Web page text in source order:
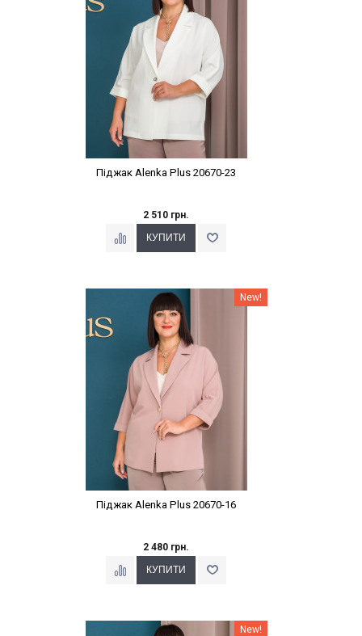
Піджак Alenka Plus 20670-23
2 510 грн.
Наклейки Варіант з % New!
Піджак Alenka Plus 20670-16
2 480 грн.
Наклейки Варіант з % New!